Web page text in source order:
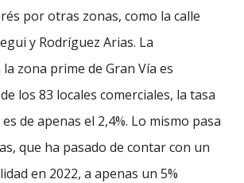
por otras zonas, como la calle
y Rodríguez Arias. La
zona prime de Gran Vía es
los 83 locales comerciales, la tasa
de apenas el 2,4%. Lo mismo pasa
que ha pasado de contar con un
en 2022, a apenas un 5%